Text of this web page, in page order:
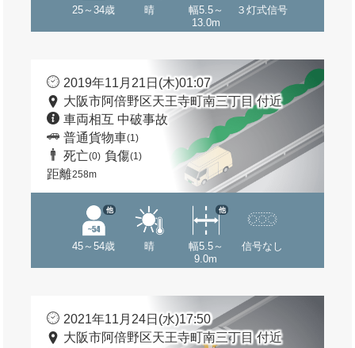
25～34歳 晴
幅5.5～
13.0m
３灯式信号
2019年11月21日(木)01:07
大阪市阿倍野区天王寺町南三丁目 付近
車両相互 中破事故
普通貨物車(1)
死亡(0) 負傷(1)
距離258m
45～54歳
他
晴
幅5.5～
9.0m
他
信号なし
2021年11月24日(水)17:50
大阪市阿倍野区天王寺町南三丁目 付近